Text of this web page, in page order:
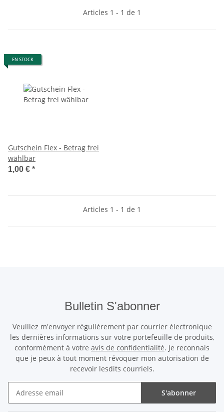
Articles 1 - 1 de 1
EN STOCK
Gutschein Flex - Betrag frei
wählbar
1,00 € *
Articles 1 - 1 de 1
Bulletin S'abonner
Veuillez m'envoyer régulièrement par courrier électronique
les dernières informations sur votre portefeuille de produits,
conformément à votre avis de confidentialité. Je reconnais
que je peux à tout moment révoquer mon autorisation de
recevoir lesdits courriels.
S'abonner